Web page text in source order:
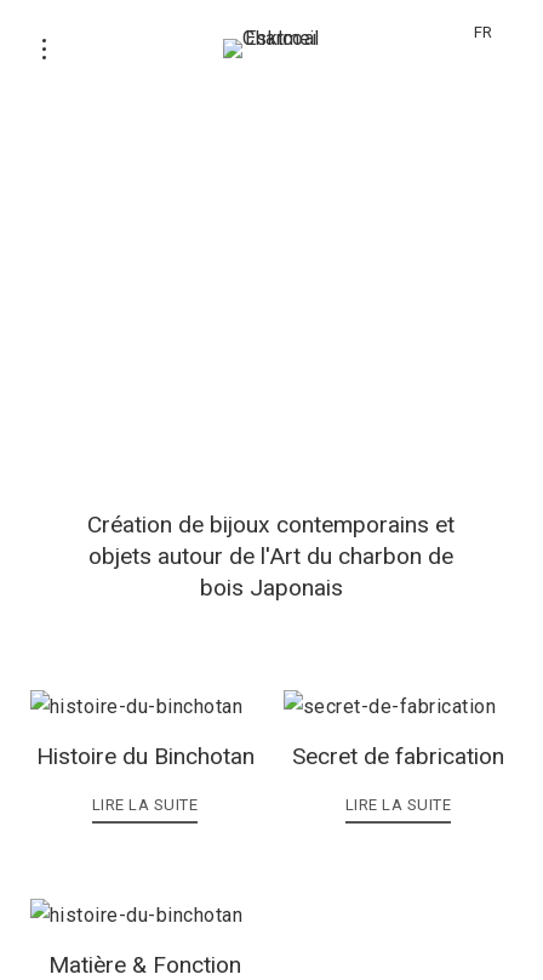
FR
Création de bijoux contemporains et
objets autour de l'Art du charbon de
bois Japonais
Histoire du Binchotan
LIRE LA SUITE
Secret de fabrication
LIRE LA SUITE
Matière & Fonction